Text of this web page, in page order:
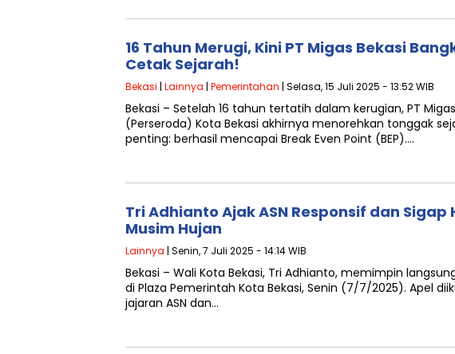
16 Tahun Merugi, Kini PT Migas Bekasi
Cetak Sejarah!
Bekasi | Lainnya | Pemerintahan | Selasa, 15 Juli 2025 - 13:52 WIB
Bekasi – Setelah 16 tahun tertatih dalam kerugian, PT Migas
(Perseroda) Kota Bekasi akhirnya menorehkan tonggak
penting: berhasil mencapai Break Even Point (BEP)….
Tri Adhianto Ajak ASN Responsif dan Sigap
Musim Hujan
Lainnya | Senin, 7 Juli 2025 - 14:14 WIB
Bekasi – Wali Kota Bekasi, Tri Adhianto, memimpin
di Plaza Pemerintah Kota Bekasi, Senin (7/7/2025). Apel
jajaran ASN dan…